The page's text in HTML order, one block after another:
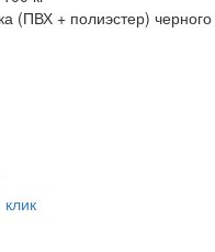
(ПВХ + полиэстер) черного
клик